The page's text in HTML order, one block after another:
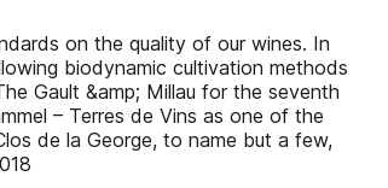
on the quality of our wines. In
biodynamic cultivation methods
Gault &amp; Millau for the seventh
– Terres de Vins as one of the
de la George, to name but a few,